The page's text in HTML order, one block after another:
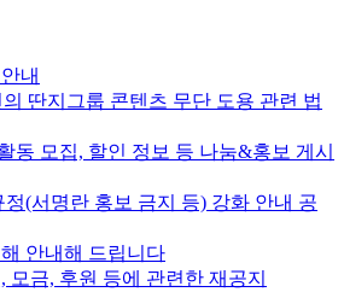
내
의 딴지그룹 콘텐츠 무단 도용 관련 법
동 모집, 할인 정보 등 나눔&홍보 게시
(서명란 홍보 금지 등) 강화 안내 공
안내해 드립니다
모금, 후원 등에 관련한 재공지